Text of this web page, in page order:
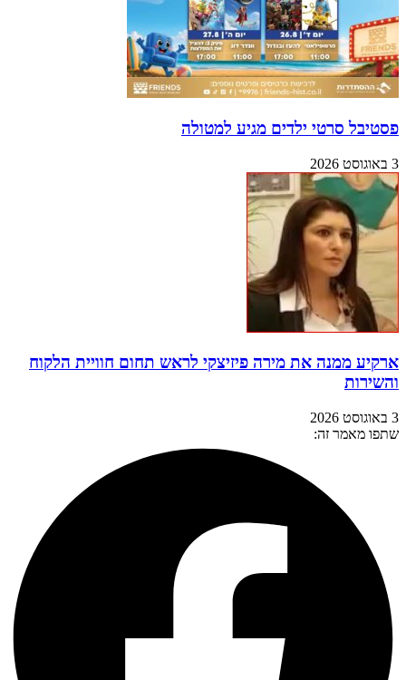
פסטיבל סרטי ילדים מגיע למטולה
3 באוגוסט 2026
ארקיע ממנה את מירה פיזיצקי לראש תחום חוויית הלקוח
והשירות
3 באוגוסט 2026
שתפו מאמר זה: